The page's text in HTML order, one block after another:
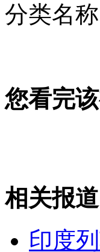
上海市委市政府
印度列车起火导
分类名称
您看完
相关报道
印度